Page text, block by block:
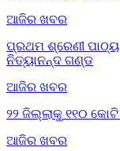
ଆଜିର ଖବର
ପ୍ରଥମ ଶ୍ରେଣୀ
ନିତ୍ୟାନନ୍ଦ ଗଣ୍ଡ
ଆଜିର ଖବର
୨୨ ଜିଲ୍ଲାକୁ ୧୧୦ କୋଟି
ଆଜିର ଖବର